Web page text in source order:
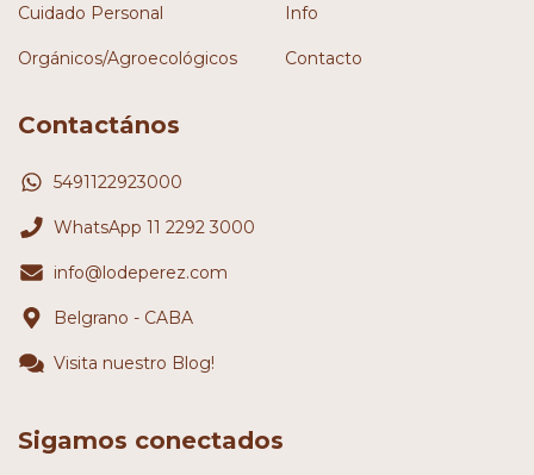
Cuidado Personal
Orgánicos/Agroecológicos
Info
Contacto
Contactános
5491122923000
WhatsApp 11 2292 3000
info@lodeperez.com
Belgrano - CABA
Visita nuestro Blog!
Sigamos conectados